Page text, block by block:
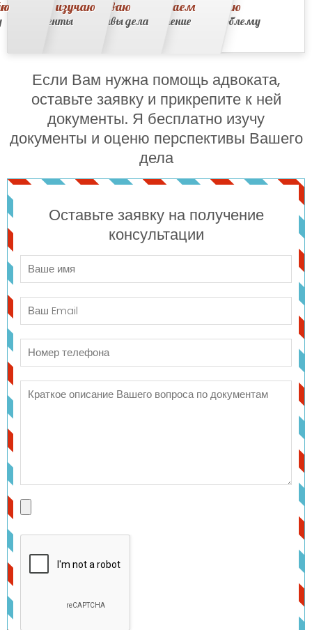
изучаю
документы
Оцениваю
перспективы дела
Заключаем
соглашение
Решаю
Вашу проблему
Если Вам нужна помощь адвоката,
оставьте заявку и прикрепите к ней
документы. Я бесплатно изучу
документы и оценю перспективы Вашего
дела
Оставьте заявку на получение
консультации